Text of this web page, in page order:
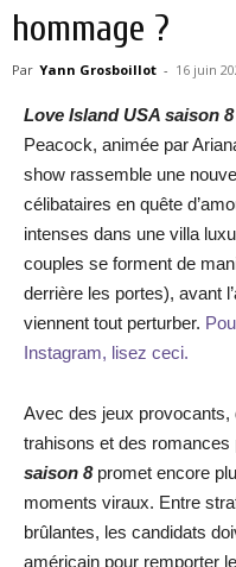
hommage ?
Par Yann Grosboillot - 16 juin
Love Island USA saison 8
Peacock, animée par
show rassemble une
célibataires en quête
intenses dans une villa
couples se forment de
derrière les portes), avant
viennent tout perturber.
Instagram, lisez ceci.
Avec des jeux
trahisons et des romances
saison 8 promet encore
moments viraux. Entre
brûlantes, les candidats
américain pour remporter